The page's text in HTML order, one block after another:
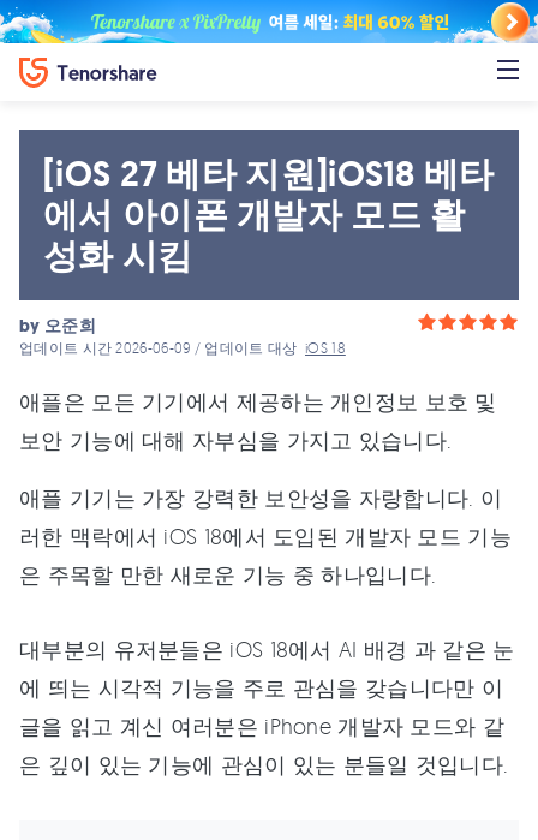
[iOS 27 베타 지원]iOS18 베타
에서 아이폰 개발자 모드 활
성화 시킴
by 오준희
업데이트 시간 2026-06-09 / 업데이트 대상iOS 18
애플은 모든 기기에서 제공하는 개인정보 보호 및
보안 기능에 대해 자부심을 가지고 있습니다.
애플 기기는 가장 강력한 보안성을 자랑합니다. 이
러한 맥락에서 iOS 18에서 도입된 개발자 모드 기능
은 주목할 만한 새로운 기능 중 하나입니다.
대부분의 유저분들은 iOS 18에서 AI 배경 과 같은 눈
에 띄는 시각적 기능을 주로 관심을 갖습니다만 이
글을 읽고 계신 여러분은 iPhone 개발자 모드와 같
은 깊이 있는 기능에 관심이 있는 분들일 것입니다.